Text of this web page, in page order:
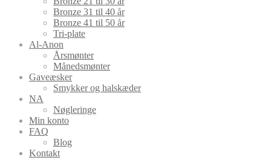
Bronze 31 til 40 år
Bronze 41 til 50 år
Tri-plate
Al-Anon
Årsmønter
Månedsmønter
Gaveæsker
Smykker og halskæder
NA
Nøgleringe
Min konto
FAQ
Blog
Kontakt